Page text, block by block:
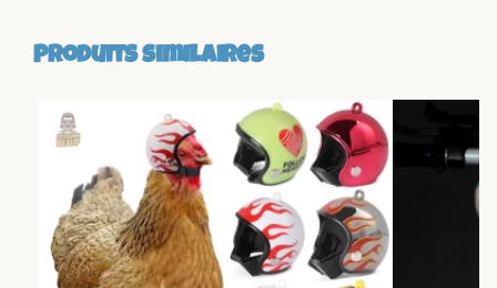
Produits similaires